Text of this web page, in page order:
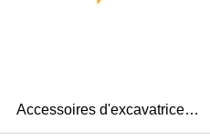
Accessoires d'excavatrice